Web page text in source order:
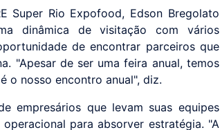
Super Rio Expofood, Edson Bregolato
dinâmica de visitação com vários
de encontrar parceiros que
"Apesar de ser uma feira anual, temos
o nosso encontro anual", diz.
empresários que levam suas equipes
para absorver estratégia. "A